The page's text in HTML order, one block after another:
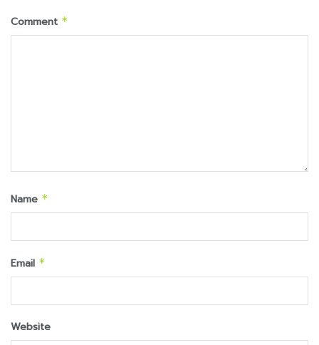
Comment *
Name *
Email *
Website